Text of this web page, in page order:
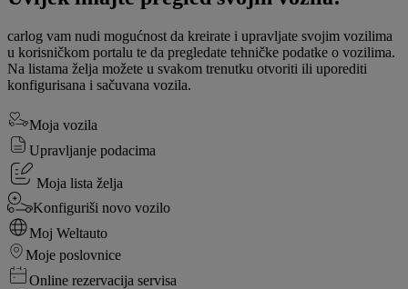
carlog vam nudi mogućnost da kreirate i upravljate svojim vozilima
u korisničkom portalu te da pregledate tehničke podatke o vozilima.
Na listama želja možete u svakom trenutku otvoriti ili uporediti
konfigurisana i sačuvana vozila.
Moja vozila
Upravljanje podacima
Moja lista želja
Konfiguriši novo vozilo
Moj Weltauto
Moje poslovnice
Online rezervacija servisa